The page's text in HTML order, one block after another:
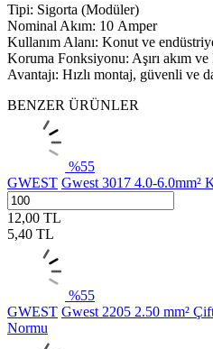
Tipi: Sigorta (Modüler)
Nominal Akım: 10 Amper
Kullanım Alanı: Konut ve
Koruma Fonksiyonu: Aşırı akım ve
Avantajı: Hızlı montaj, güvenli ve
BENZER ÜRÜNLER
%55
GWEST Gwest 3017 4.0-6.0mm²
12,00 TL
5,40 TL
%55
GWEST Gwest 2205 2.50 mm²
Normu